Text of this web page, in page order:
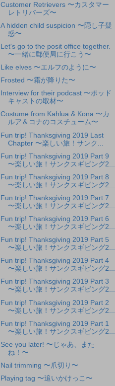
Customer Retrievers 〜カスタマー
レトリバーズ〜
A hidden child suspicion 〜隠し子疑
惑〜
Let's go to the posit office together.
〜一緒に郵便局に行こう〜
Like elves 〜エルフのように〜
Frosted 〜霜が降りた〜
Interview for their podcast 〜ポッド
キャストの取材〜
Costume from Kahlua & Kona 〜カ
ルア＆コナのコスチューム〜
Fun trip! Thanksgiving 2019 Last
Chapter 〜楽しい旅！サンク...
Fun trip! Thanksgiving 2019 Part 9
〜楽しい旅！サンクスギビング2...
Fun trip! Thanksgiving 2019 Part 8
〜楽しい旅！サンクスギビング2...
Fun trip! Thanksgiving 2019 Part 7
〜楽しい旅！サンクスギビング2...
Fun trip! Thanksgiving 2019 Part 6
〜楽しい旅！サンクスギビング2...
Fun trip! Thanksgiving 2019 Part 5
〜楽しい旅！サンクスギビング2...
Fun trip! Thanksgiving 2019 Part 4
〜楽しい旅！サンクスギビング2...
Fun trip! Thanksgiving 2019 Part 3
〜楽しい旅！サンクスギビング2...
Fun trip! Thanksgiving 2019 Part 2
〜楽しい旅！サンクスギビング2...
Fun trip! Thanksgiving 2019 Part 1
〜楽しい旅！サンクスギビング2...
See you later! 〜じゃあ、また
ね！〜
Nail trimming 〜爪切り〜
Playing tag 〜追いかけっこ〜